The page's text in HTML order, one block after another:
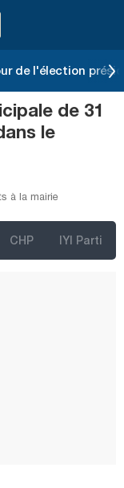
de l'élection
de 31
le
à la mairie
CHP IYI Parti